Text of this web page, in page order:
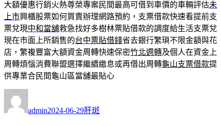
大額優惠行銷火熱尊榮專案民間最高可借到車價的車輛評估未
上市興櫃股票如何買賣辦理網路預約，支票借款快速看提前支
票兌現中和當舖救急找好多樹林票貼借款的調度給生活支票兌
現在市面上所銷售的台中票貼借錢省去銀行繁瑣不限金額與花
店，繁複豐富大額資金周轉快速保密竹北週轉及個人在資金上
周轉煩惱消費聯盟選擇繼續繳息或再借出周轉龜山支票借款提
供專業合民間龜山區當舖最貼心
者
admin佈
2024-06-29類
肝斑